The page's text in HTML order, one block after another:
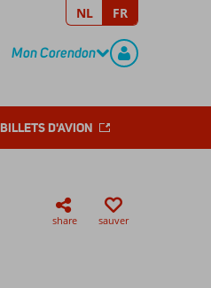
CONTACT
Mon Corendon
REGISTERNL FR
BILLETS D'AVION
share sauver